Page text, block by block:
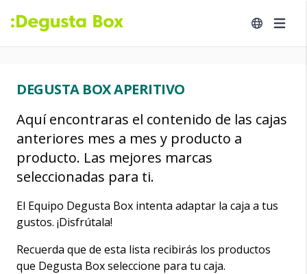
DEGUSTA BOX APERITIVO
Aquí encontraras el contenido de las cajas
anteriores mes a mes y producto a
producto. Las mejores marcas
seleccionadas para ti.
El Equipo Degusta Box intenta adaptar la caja a tus
gustos. ¡Disfrútala!
Recuerda que de esta lista recibirás los productos
que Degusta Box seleccione para tu caja.